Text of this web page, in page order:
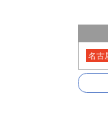
名古